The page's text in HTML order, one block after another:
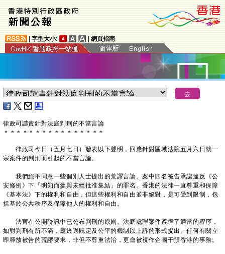
字型大小: 網頁指南
律政司譴責針對法庭判刑的不當言論
＊ ＊ ＊ ＊ ＊ ＊ ＊ ＊ ＊ ＊ ＊ ＊ ＊ ＊ ＊ ＊
律政司今日（五月七日）發表以下聲明，回應針對區域法院五月六日就一
宗案件的判刑而引起的不當言論。
我們絕不同意一些個別人士提出的荒謬言論。案中四名被告承認違反《公
安條例》下「明知而參與未經批准集結」的罪名。香港的法律一直尊重和保障
《基本法》下的權利和自由，但這些權利和自由並非絕對，是可受到限制，包
括基於公共秩序及保障他人的權利和自由。
法官在公開聆訊中已公布判刑的原則。法庭處理案件遵循了適當的程序，
如對判刑有所不滿，應透過既定及公平的機制以上訴的形式提出。任何有關立
即釋放被告的荒謬要求，非但不尊重法治，更會被視作企圖干預香港的事務。